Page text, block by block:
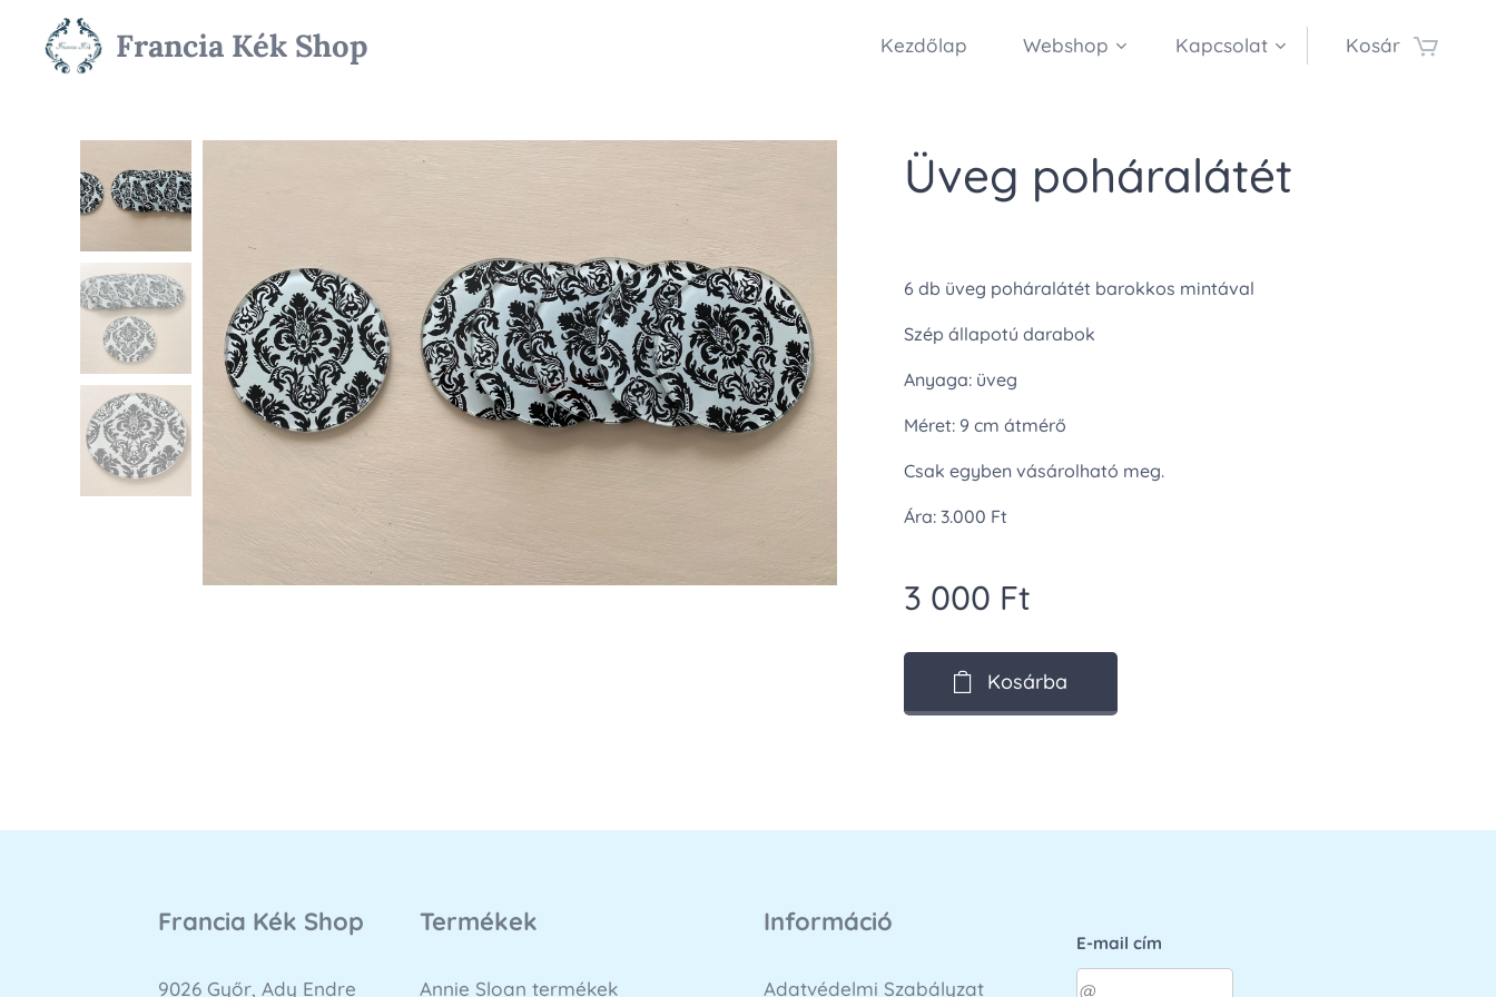
Francia Kék Shop Kezdőlap Webshop Kapcsolat Kosár
Üveg poháralátét
6 db üveg poháralátét barokkos mintával
Szép állapotú darabok
Anyaga: üveg
Méret: 9 cm átmérő
Csak egyben vásárolható meg.
Ára: 3.000 Ft
3 000 Ft
Kosárba
Francia Kék Shop
9026 Győr, Ady Endre
Termékek
Annie Sloan termékek
Információ
Adatvédelmi Szabályzat
E-mail cím